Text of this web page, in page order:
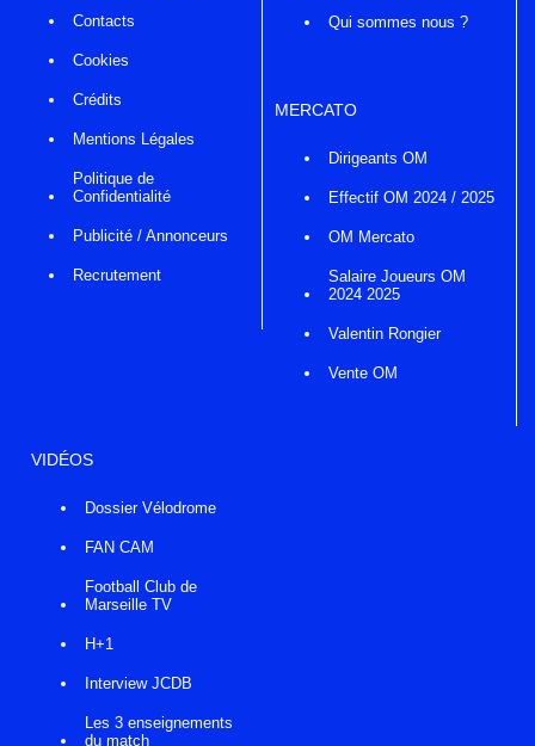
Contacts
Cookies
Crédits
Mentions Légales
Politique de
Confidentialité
Publicité / Annonceurs
Recrutement
Qui sommes nous ?
MERCATO
Dirigeants OM
Effectif OM 2024 / 2025
OM Mercato
Salaire Joueurs OM
2024 2025
Valentin Rongier
Vente OM
VIDÉOS
Dossier Vélodrome
FAN CAM
Football Club de
Marseille TV
H+1
Interview JCDB
Les 3 enseignements
du match